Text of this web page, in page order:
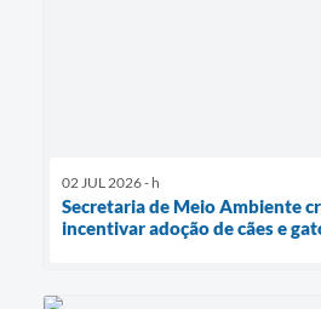
02 JUL 2026 - h
Secretaria de Meio Ambiente
incentivar adoção de cães e